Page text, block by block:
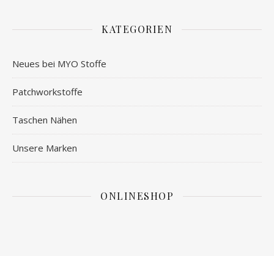
KATEGORIEN
Neues bei MYO Stoffe
Patchworkstoffe
Taschen Nähen
Unsere Marken
ONLINESHOP